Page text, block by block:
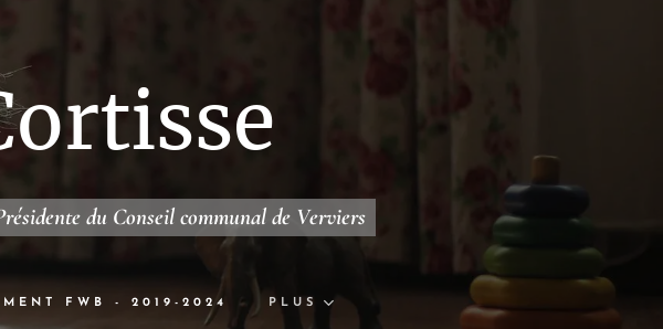
du Conseil communal de Verviers
FWB - 2019-2024 PLUS